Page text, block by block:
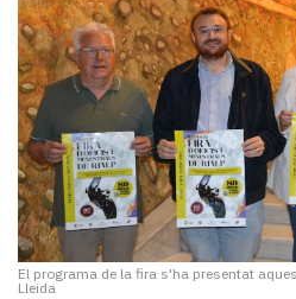
El programa de la fira s'ha presentat
Lleida